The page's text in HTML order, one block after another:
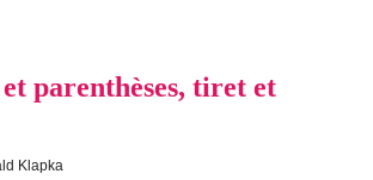
parenthèses, tiret et
Klapka